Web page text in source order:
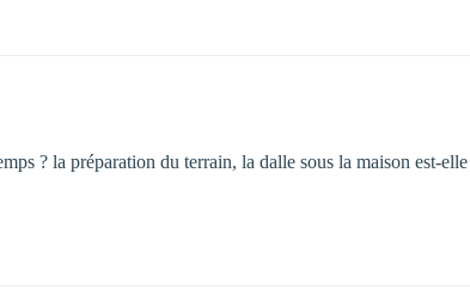
? la préparation du terrain, la dalle sous la maison est-